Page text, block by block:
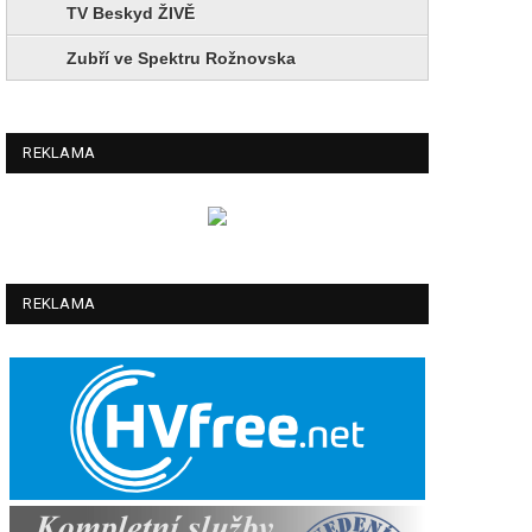
TV Beskyd ŽIVĚ
Zubří ve Spektru Rožnovska
REKLAMA
REKLAMA